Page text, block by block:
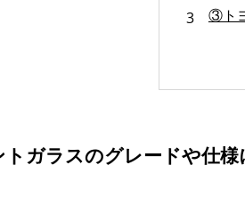
③ト
⑤C-
ガラスのグレードや仕様